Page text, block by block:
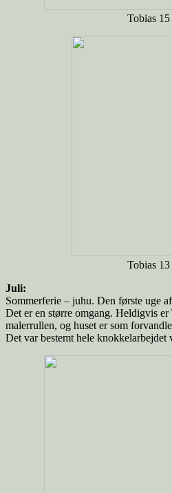
Tobias 15
Tobias 13
Juli:
Sommerferie – juhu. Den første uge
Det er en større omgang. Heldigvis
malerrullen, og huset er som
Det var bestemt hele knokkelarbejdet